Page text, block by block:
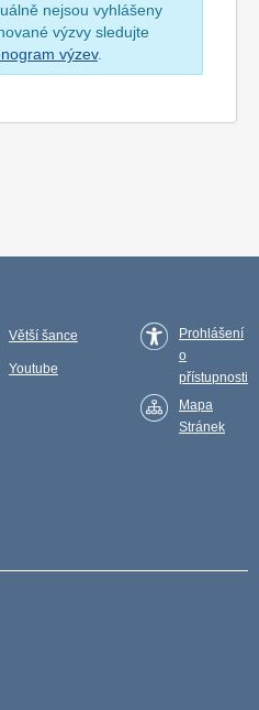
nejsou vyhlášeny
výzvy sledujte
výzev.
Větší šance
Youtube
Prohlášení
o
přístupnosti
Mapa
Stránek